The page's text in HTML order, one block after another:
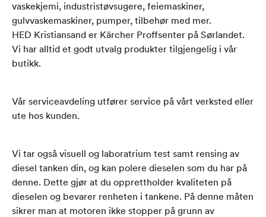
vaskekjemi, industristøvsugere, feiemaskiner,
gulvvaskemaskiner, pumper, tilbehør med mer.​
HED Kristiansand er Kärcher Proffsenter på Sørlandet​.
Vi har alltid et godt utvalg produkter tilgjengelig i vår
butikk. ​
Vår serviceavdeling utfører service på vårt verksted eller
ute hos kunden.​
Vi tar også visuell og laboratrium test samt rensing av
diesel tanken din, og kan polere dieselen som du har på
denne. Dette gjør at du opprettholder kvaliteten på
dieselen og bevarer renheten i tankene. På denne måten
sikrer man at motoren ikke stopper på grunn av